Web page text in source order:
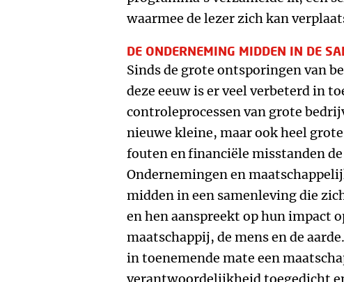
waarmee de lezer zich kan
DE ONDERNEMING MIDDEN IN DE
Sinds de grote ontsporingen van
deze eeuw is er veel verbeterd in
controleprocessen van grote
nieuwe kleine, maar ook heel
fouten enfinanciële misstanden
Ondernemingen en
midden in een samenleving die
en hen aanspreekt op hun impact
maatschappij, de mens en de
in toenemende mate een